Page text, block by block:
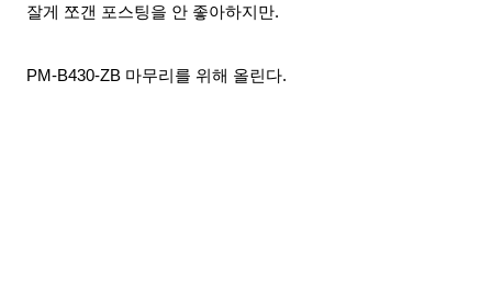
잘게 쪼갠 포스팅을 안 좋아하지만.
PM-B430-ZB 마무리를 위 해 올린다.